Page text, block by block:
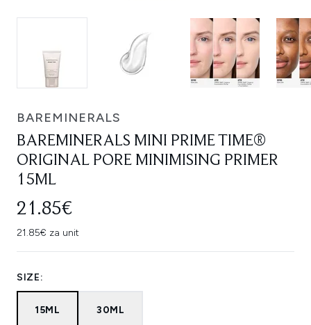
BAREMINERALS
BAREMINERALS MINI PRIME TIME®
ORIGINAL PORE MINIMISING PRIMER
15ML
21.85€
21.85€ za unit
SIZE:
15ML 30ML